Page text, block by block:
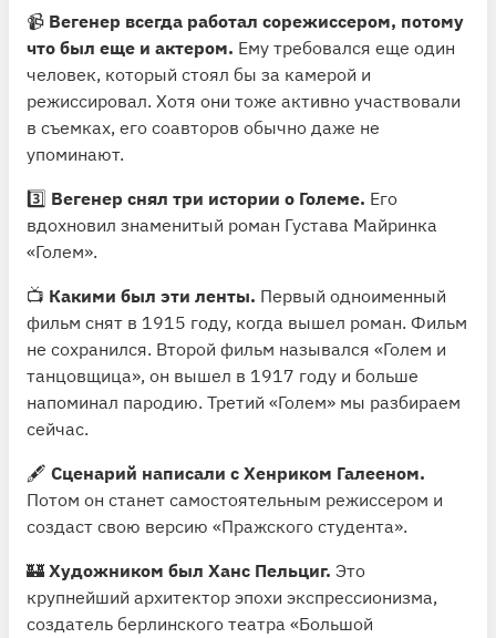
📹 Вегенер всегда работал сорежиссером, потому
что был еще и актером. Ему требовался еще один
человек, который стоял бы за камерой и
режиссировал. Хотя они тоже активно участвовали
в съемках, его соавторов обычно даже не
упоминают.
3️⃣ Вегенер снял три истории о Големе. Его
вдохновил знаменитый роман Густава Майринка
«Голем».
📺 Какими был эти ленты. Первый одноименный
фильм снят в 1915 году, когда вышел роман. Фильм
не сохранился. Второй фильм назывался «Голем и
танцовщица», он вышел в 1917 году и больше
напоминал пародию. Третий «Голем» мы разбираем
сейчас.
🖋 Сценарий написали с Хенриком Галееном.
Потом он станет самостоятельным режиссером и
создаст свою версию «Пражского студента».
🏰 Художником был Ханс Пельциг. Это
крупнейший архитектор эпохи экспрессионизма,
создатель берлинского театра «Большой